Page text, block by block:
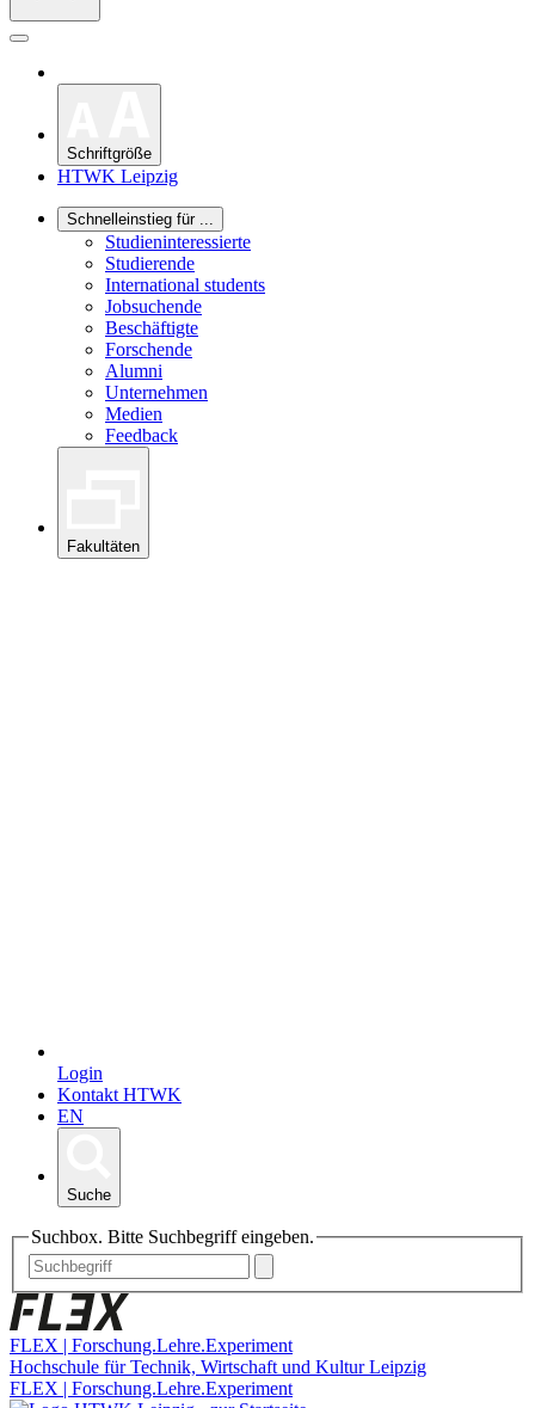
Schriftgröße
HTWK Leipzig
Schnelleinstieg für ...
Studieninteressierte
Studierende
International students
Jobsuchende
Beschäftigte
Forschende
Alumni
Unternehmen
Medien
Feedback
Fakultäten
Login
Kontakt HTWK
EN
Suche
Suchbox. Bitte Suchbegriff eingeben.
FLEX | Forschung.Lehre.Experiment
Hochschule für Technik, Wirtschaft und Kultur Leipzig
FLEX | Forschung.Lehre.Experiment